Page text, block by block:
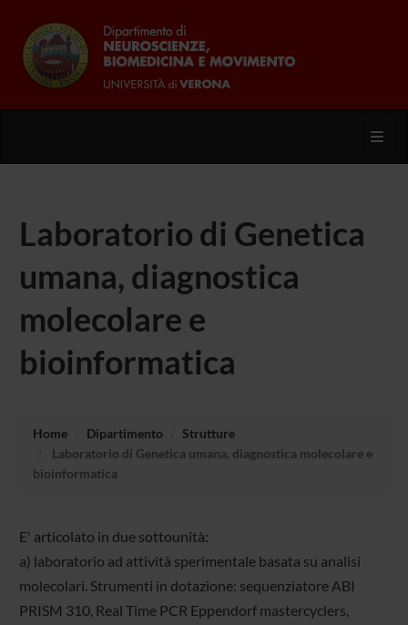
Laboratorio di Genetica
umana, diagnostica
molecolare e
bioinformatica
Home Dipartimento
Strutture
Laboratorio di Genetica umana, diagnostica molecolare e
bioinformatica
E' articolato in due sottounità:
a) laboratorio ad attività sperimentale basata su analisi
molecolari. Strumenti in dotazione: sequenziatore ABI
PRISM 310, Real Time PCR Eppendorf mastercyclers,